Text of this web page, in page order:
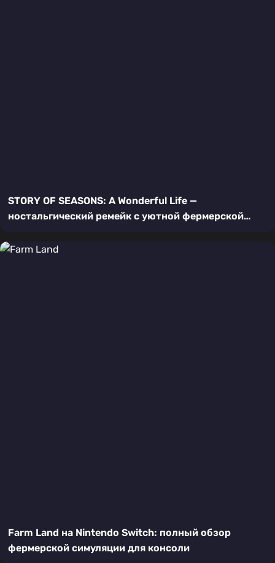
STORY OF SEASONS: A Wonderful Life —
ностальгический ремейк с уютной фермерской
Farm Land на Nintendo Switch: полный обзор
фермерской симуляции для консоли